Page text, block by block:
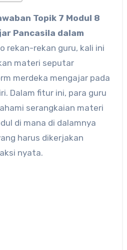
Topik 7 Modul 8
Pancasila dalam
rekan-rekan guru, kali ini
materi seputar
merdeka mengajar pada
Dalam fitur ini, para guru
serangkaian materi
di mana di dalamnya
harus dikerjakan
nyata.